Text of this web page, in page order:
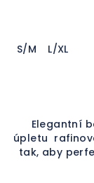
S/M
L/XL
Elegantní
úpletu
tak, aby